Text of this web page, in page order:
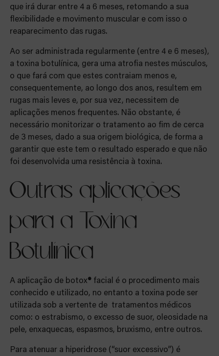
que irá durar entre 4 a 6 meses, retomando a sua
flexibilidade e movimento muscular e com isso o
reaparecimento das rugas.
Ao ser administrada regularmente (entre 4 e 6 meses),
a toxina botulínica, gera uma atrofia nestes músculos,
o que fará com que estes contraiam menos e,
consequentemente, ao longo dos anos, resultem em
rugas mais leves e, por sua vez, necessitem de
aplicações menos frequentes. Não obstante, é
necessário monitorizar o tratamento ao fim de cerca
de 3 meses, dado a sua origem biológica, de forma a
garantir que este tem o resultado esperado e que não
foi desenvolvida uma resistência à toxina.
Outras aplicações
para a Toxina
Botulínica
A aplicação de botox® facial é o procedimento mais
conhecido e utilizado, no entanto a toxina pode ser
utilizada sob a vertente de tratamentos médicos
como: o estrabismo, o excesso de suor, oleosidade na
pele, enxaquecas, espasmos, bruxismo, entre outros.
Para atenuar a hiperidrose (“suor excessivo”) é